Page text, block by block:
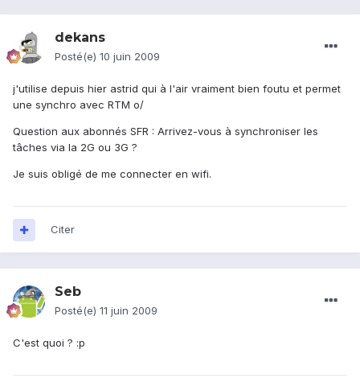
dekans
Posté(e) 10 juin 2009
j'utilise depuis hier astrid qui à l'air vraiment bien foutu et permet
une synchro avec RTM o/
Question aux abonnés SFR : Arrivez-vous à synchroniser les
tâches via la 2G ou 3G ?
Je suis obligé de me connecter en wifi.
Citer
Seb
Posté(e) 11 juin 2009
C'est quoi ? :p